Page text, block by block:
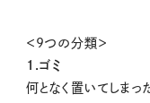
＜9つの分類＞
1.ゴミ
何となく置いてしまっ